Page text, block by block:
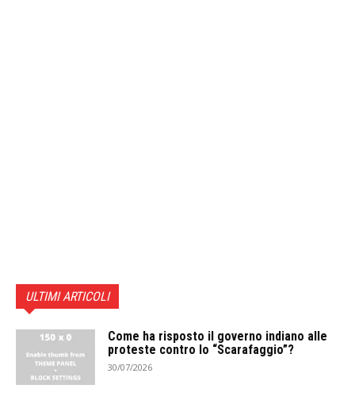
ULTIMI ARTICOLI
Come ha risposto il governo indiano alle
proteste contro lo “Scarafaggio”?
30/07/2026